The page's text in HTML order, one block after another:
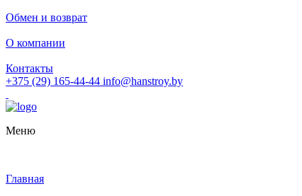
Обмен и возврат
О компании
Контакты
+375 (29) 165-44-44 info@hanstroy.by
Меню
Главная